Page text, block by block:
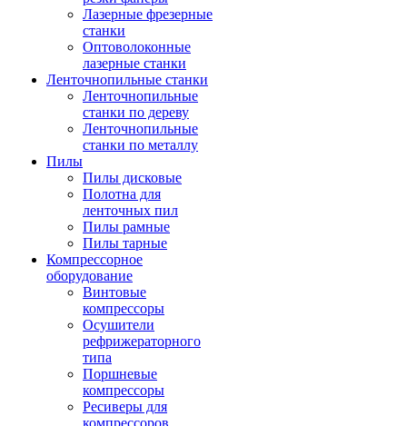
Лазерные фрезерные
станки
Оптоволоконные
лазерные станки
Ленточнопильные станки
Ленточнопильные
станки по дереву
Ленточнопильные
станки по металлу
Пилы
Пилы дисковые
Полотна для
ленточных пил
Пилы рамные
Пилы тарные
Компрессорное
оборудование
Винтовые
компрессоры
Осушители
рефрижераторного
типа
Поршневые
компрессоры
Ресиверы для
компрессоров